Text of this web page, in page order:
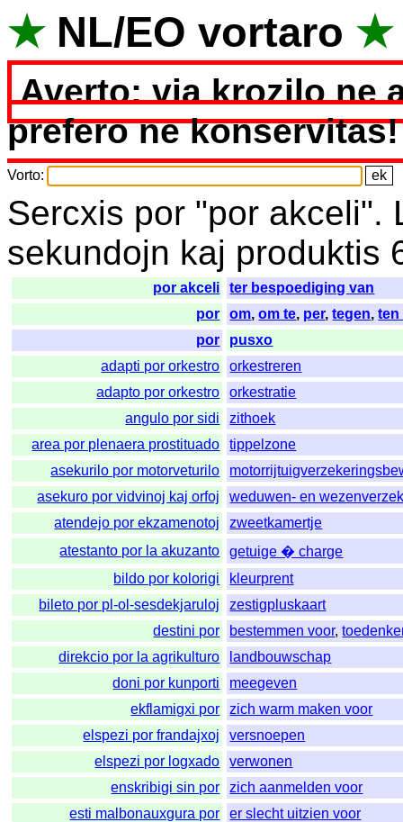
★ NL/EO vortaro ★
Averto: via krozilo ne
prefero ne konservitas!
Vorto:
Sercxis por "por akceli".
sekundojn kaj produktis
por akceli
ter bespoediging van
por
om,om te, per,tegen,ten
por
pusxo
adapti por orkestro
orkestreren
adapto por orkestro
orkestratie
angulo por sidi
zithoek
area por plenaera prostituado
tippelzone
asekurilo por motorveturilo
asekuro por vidvinoj kaj orfoj
weduwen- en
atendejo por ekzamenotoj
zweetkamertje
atestanto por la akuzanto
getuige � charge
bildo por kolorigi
kleurprent
bileto por pl-ol-sesdekjaruloj
zestigpluskaart
destini por
bestemmen voor,
direkcio por la agrikulturo
landbouwschap
doni por kunporti
meegeven
ekflamigxi por
zich warm maken voor
elspezi por frandajxoj
versnoepen
elspezi por logxado
verwonen
enskribigi sin por
zich aanmelden voor
esti malbonauxgura por
er slecht uitzien voor